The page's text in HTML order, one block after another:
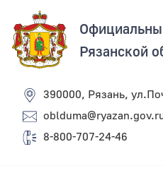
Рязанской
390000, Рязань,
8-800-707-24-46